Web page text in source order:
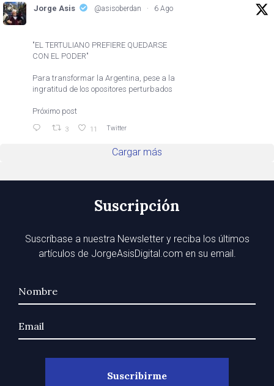
Jorge Asis @asisoberdan · 6 Ago
"EL TERTULIANO PREFIERE QUEDARSE
CON EL PODER"
Para transformar la Argentina, pese a la
ingratitud de los opositores perturbados
Próximo post
3 11 Twitter
Cargar más
Suscripción
Suscríbase a nuestra Newsletter y reciba los últimos
artículos de JorgeAsisDigital.com en su email.